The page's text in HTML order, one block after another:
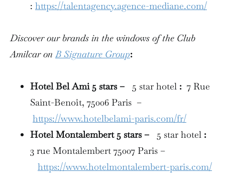
: https://talentagency.agence-mediane.com/
Discover our brands in the windows of the Club
Amilcar onB Signature Group:
Hotel Bel Ami 5 stars – 5 star hotel : 7 Rue
Saint-Benoît, 75006 Paris –
https://www.hotelbelami-paris.com/fr/
Hotel Montalembert 5 stars –
5 star hotel :
3 rue Montalembert 75007 Paris –
https://www.hotelmontalembert-paris.com/